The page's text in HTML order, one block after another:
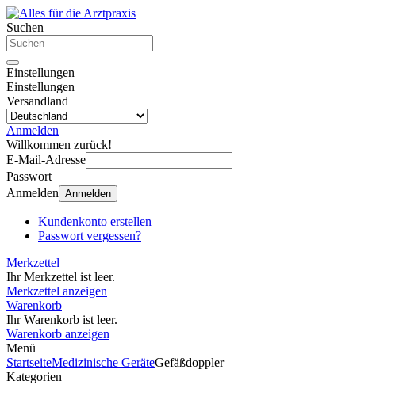
Suchen
Einstellungen
Einstellungen
Versandland
Anmelden
Willkommen zurück!
E-Mail-Adresse
Passwort
Anmelden Anmelden
Kundenkonto erstellen
Passwort vergessen?
Merkzettel
Ihr Merkzettel ist leer.
Merkzettel anzeigen
Warenkorb
Ihr Warenkorb ist leer.
Warenkorb anzeigen
Menü
StartseiteMedizinische GeräteGefäßdoppler
Kategorien